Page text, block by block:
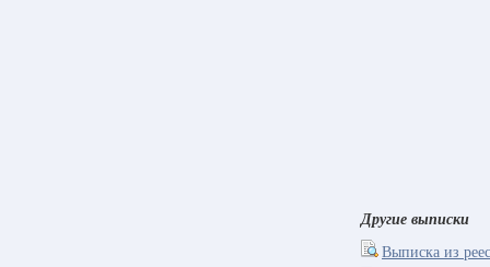
Другие выписки
Выписка из